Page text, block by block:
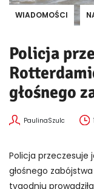
WIADOMOŚCI
Policja
głośnego
PaulinaSzulc
Policja przeczesuje
głośnego
tygodniu